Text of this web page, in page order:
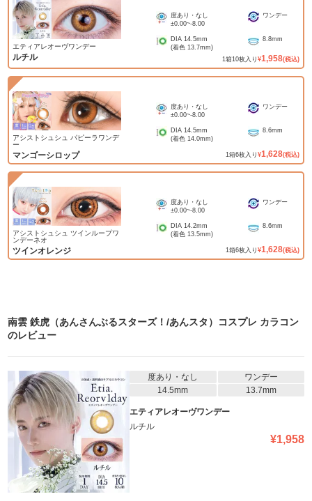
エティアレオーヴワンデー
ルチル
度あり・なし
±0.00~-8.00
ワンデー
DIA 14.5mm
(着色 13.7mm)
8.8mm
1箱10枚入り ¥1,958(税込)
アシストシュシュ パピーラワンデ
ー
マンゴーシロップ
度あり・なし
±0.00~-8.00
ワンデー
DIA 14.5mm
(着色 14.0mm)
8.6mm
1箱6枚入り ¥1,628(税込)
アシストシュシュ ツインループワ
ンデーネオ
ツインオレンジ
度あり・なし
±0.00~-8.00
ワンデー
DIA 14.2mm
(着色 13.5mm)
8.6mm
1箱6枚入り ¥1,628(税込)
南雲 鉄虎（あんさんぶるスターズ！/あんスタ）コスプレ カラコン
のレビュー
度あり・なし
ワンデー
14.5mm
13.7mm
エティアレオーヴワンデー
ルチル
¥1,958